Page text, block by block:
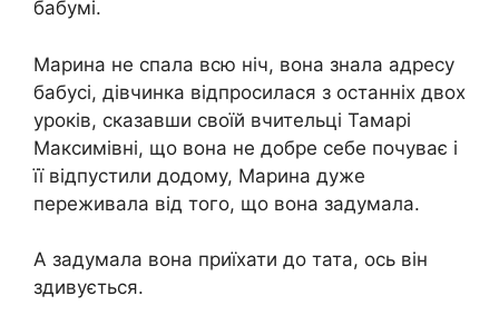
бабумі.
Марина не спала всю ніч, вона знала адресу
бабусі, дівчинка відпросилася з останніх двох
уроків, сказавши своїй вчительці Тамарі
Максимівні, що вона не добре себе почуває і
її відпустили додому, Марина дуже
переживала від того, що вона задумала.
А задумала вона приїхати до тата, ось він
здивується.